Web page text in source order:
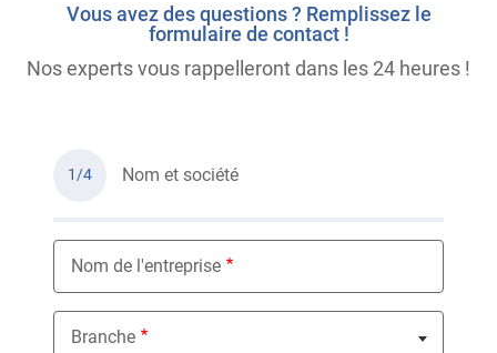
Vous avez des questions ? Remplissez le
formulaire de contact !
Nos experts vous rappelleront dans les 24 heures !
1/4 Nom et société
Nom de l'entreprise
Branche
Nothing selected